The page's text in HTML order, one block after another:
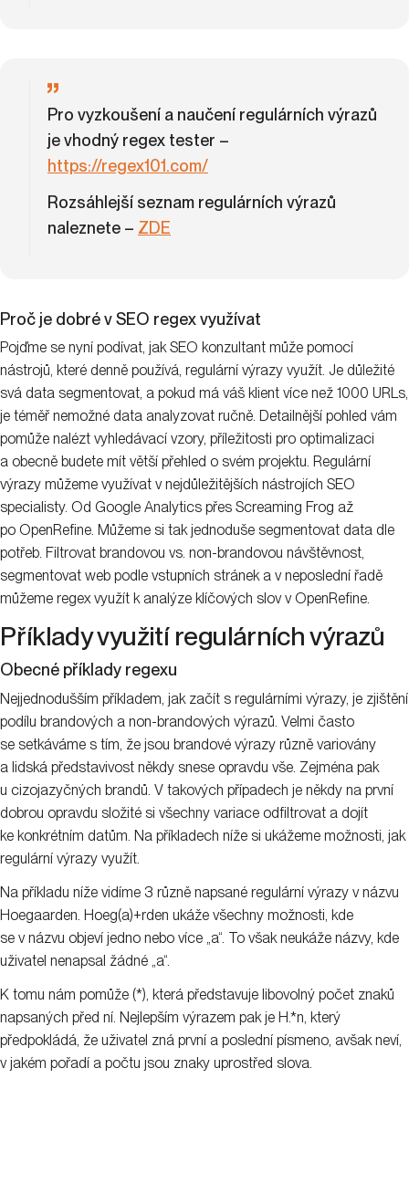
Pro vyzkoušení a naučení regulárních výrazů
je vhodný regex tester –
https://regex101.com/
Rozsáhlejší seznam regulárních výrazů
naleznete – ZDE
Proč je dobré v SEO regex využívat
Pojďme se nyní podívat, jak SEO konzultant může pomocí
nástrojů, které denně používá, regulární výrazy využít. Je důležité
svá data segmentovat, a pokud má váš klient více než 1000 URLs,
je téměř nemožné data analyzovat ručně. Detailnější pohled vám
pomůže nalézt vyhledávací vzory, příležitosti pro optimalizaci
a obecně budete mít větší přehled o svém projektu. Regulární
výrazy můžeme využívat v nejdůležitějších nástrojích SEO
specialisty. Od Google Analytics přes Screaming Frog až
po OpenRefine. Můžeme si tak jednoduše segmentovat data dle
potřeb. Filtrovat brandovou vs. non-brandovou návštěvnost,
segmentovat web podle vstupních stránek a v neposlední řadě
můžeme regex využít k analýze klíčových slov v OpenRefine.
Příklady využití regulárních výrazů
Obecné příklady regexu
Nejjednodušším příkladem, jak začít s regulárními výrazy, je zjištění
podílu brandových a non-brandových výrazů. Velmi často
se setkáváme s tím, že jsou brandové výrazy různě variovány
a lidská představivost někdy snese opravdu vše. Zejména pak
u cizojazyčných brandů. V takových případech je někdy na první
dobrou opravdu složité si všechny variace odfiltrovat a dojít
ke konkrétním datům. Na příkladech níže si ukážeme možnosti, jak
regulární výrazy využít.
Na příkladu níže vidíme 3 různě napsané regulární výrazy v názvu
Hoegaarden. Hoeg(a)+rden ukáže všechny možnosti, kde
se v názvu objeví jedno nebo více „a“. To však neukáže názvy, kde
uživatel nenapsal žádné „a“.
K tomu nám pomůže (*), která představuje libovolný počet znaků
napsaných před ní. Nejlepším výrazem pak je H.*n, který
předpokládá, že uživatel zná první a poslední písmeno, avšak neví,
v jakém pořadí a počtu jsou znaky uprostřed slova.